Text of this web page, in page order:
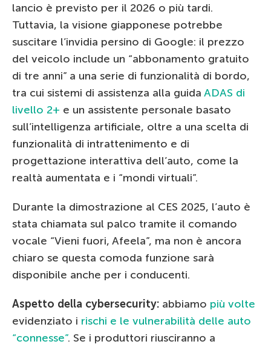
lancio è previsto per il 2026 o più tardi.
Tuttavia, la visione giapponese potrebbe
suscitare l’invidia persino di Google: il prezzo
del veicolo include un “abbonamento gratuito
di tre anni” a una serie di funzionalità di bordo,
tra cui sistemi di assistenza alla guida ADAS di
livello 2+ e un assistente personale basato
sull’intelligenza artificiale, oltre a una scelta di
funzionalità di intrattenimento e di
progettazione interattiva dell’auto, come la
realtà aumentata e i “mondi virtuali”.
Durante la dimostrazione al CES 2025, l’auto è
stata chiamata sul palco tramite il comando
vocale “Vieni fuori, Afeela”, ma non è ancora
chiaro se questa comoda funzione sarà
disponibile anche per i conducenti.
Aspetto della cybersecurity: abbiamo più volte
evidenziato i rischi e le vulnerabilità delle auto
“connesse”. Se i produttori riusciranno a